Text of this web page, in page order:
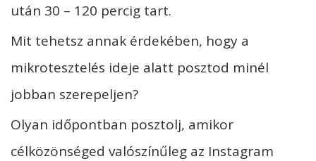
után 30 – 120 percig tart.
Mit tehetsz annak érdekében, hogy a
mikrotesztelés ideje alatt posztod minél
jobban szerepeljen?
Olyan időpontban posztolj, amikor
célközönséged valószínűleg az Instagram